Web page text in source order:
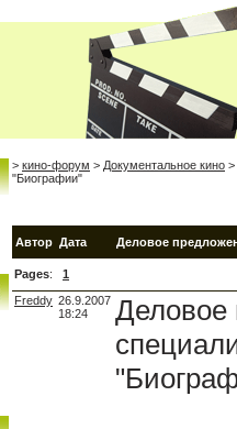
> кино-форум > Документальное кино >
"Биографии"
Автор Дата Деловое
Pages: 1
Freddy 26.9.2007
18:24
Деловое